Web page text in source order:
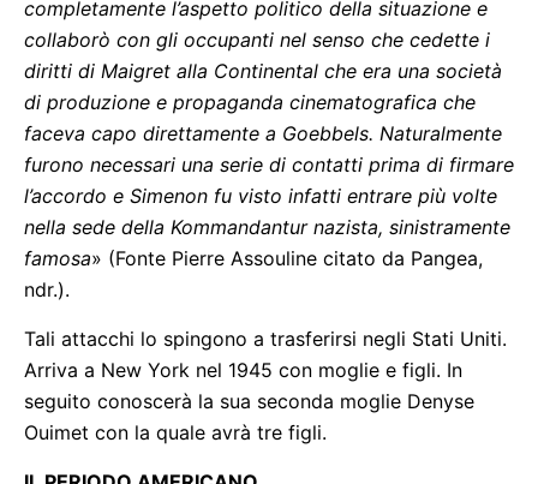
completamente l’aspetto politico della situazione e
collaborò con gli occupanti nel senso che cedette i
diritti di Maigret alla Continental che era una società
di produzione e propaganda cinematografica che
faceva capo direttamente a Goebbels. Naturalmente
furono necessari una serie di contatti prima di firmare
l’accordo e Simenon fu visto infatti entrare più volte
nella sede della Kommandantur nazista, sinistramente
famosa» (Fonte Pierre Assouline citato da Pangea,
ndr.).
Tali attacchi lo spingono a trasferirsi negli Stati Uniti.
Arriva a New York nel 1945 con moglie e figli. In
seguito conoscerà la sua seconda moglie Denyse
Ouimet con la quale avrà tre figli.